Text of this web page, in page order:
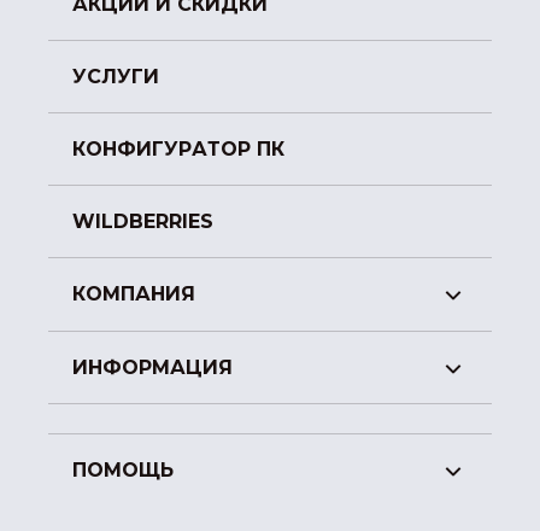
АКЦИИ И СКИДКИ
УСЛУГИ
КОНФИГУРАТОР ПК
WILDBERRIES
КОМПАНИЯ
ИНФОРМАЦИЯ
ПОМОЩЬ